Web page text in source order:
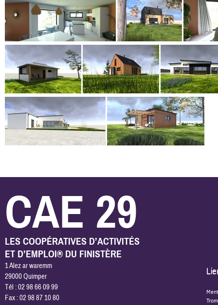
CAE 29
LES COOPÉRATIVES D’ACTIVITÉS
ET D’EMPLOI® DU FINISTÈRE
1 Alez ar waremm
29000 Quimper
Tél : 02 98 66 09 99
Fax : 02 98 87 10 80